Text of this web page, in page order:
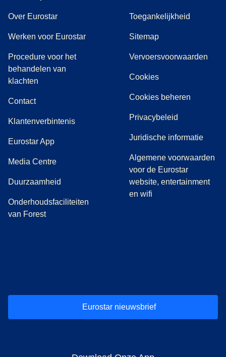
Over Eurostar
Werken voor Eurostar
Procedure voor het
behandelen van
klachten
Contact
Klantenverbintenis
Eurostar App
Media Centre( opent in een nieuwe tab)
Duurzaamheid
Onderhoudsfaciliteiten
van Forest
Toegankelijkheid
Sitemap
Vervoersvoorwaarden
Cookies
Cookies beheren
Privacybeleid
Juridische informatie
Algemene voorwaarden
voor de Eurostar
website, entertainment
en wifi
Eurostar nieuwsbrief